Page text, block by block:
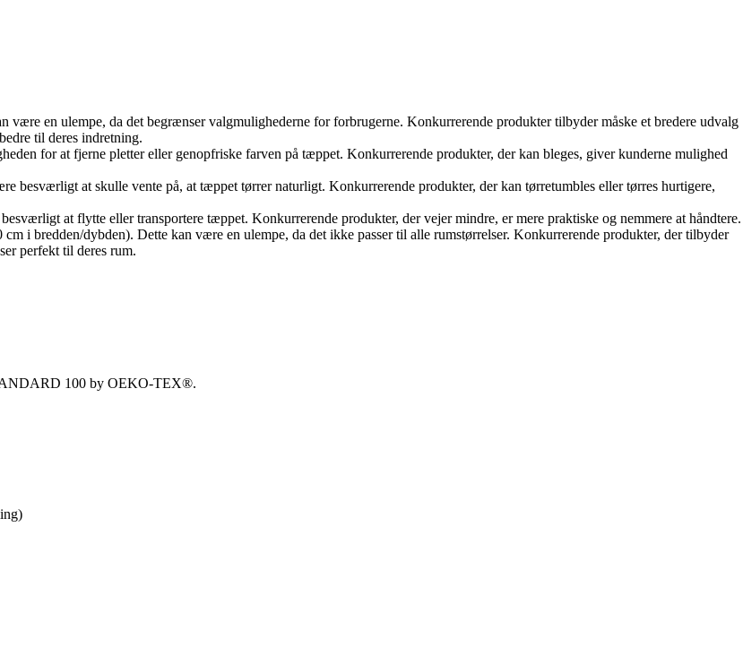
en ulempe, da det begrænser valgmulighederne for forbrugerne. Konkurrerende produkter tilbyder måske et bredere udvalg
til deres indretning.
for at fjerne pletter eller genopfriske farven på tæppet. Konkurrerende produkter, der kan bleges, giver kunderne mulighed
besværligt at skulle vente på, at tæppet tørrer naturligt. Konkurrerende produkter, der kan tørretumbles eller tørres hurtigere,
at flytte eller transportere tæppet. Konkurrerende produkter, der vejer mindre, er mere praktiske og nemmere at håndtere.
i bredden/dybden). Dette kan være en ulempe, da det ikke passer til alle rumstørrelser. Konkurrerende produkter, der tilbyder
perfekt til deres rum.
100 by OEKO-TEX®.